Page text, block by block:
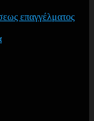
επαγγέλματος